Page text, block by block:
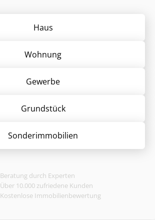
Haus
Wohnung
Gewerbe
Grund­stück
Sonder­immobilien
Beratung durch Experten
Über 10.000 zufriedene Kunden
Kostenlose Immobilienbewertung